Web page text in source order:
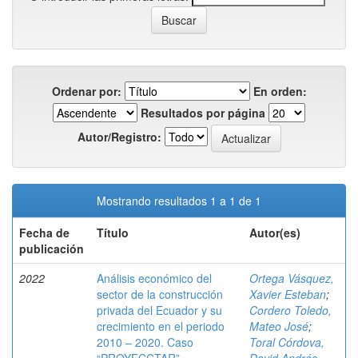
Ordenar por:
En orden:
Resultados por página
Autor/Registro:
Mostrando resultados 1 a 1 de 1
Fecha de
publicación
Título Autor(es)
2022
Análisis económico del
sector de la construcción
privada del Ecuador y su
crecimiento en el periodo
2010 – 2020. Caso
Ortega Vásquez,
Xavier Esteban;
Cordero Toledo,
Mateo José;
Toral Córdova,